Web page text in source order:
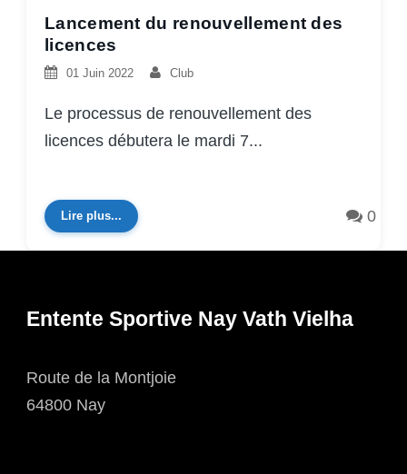
Lancement du renouvellement des
licences
01 Juin 2022 Club
Le processus de renouvellement des
licences débutera le mardi 7...
Lire plus... 0
Entente Sportive Nay Vath Vielha
Route de la Montjoie
64800 Nay